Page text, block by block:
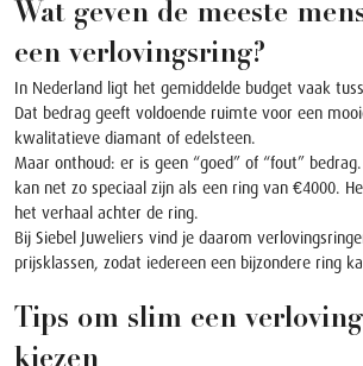
Wat geven de meeste
een verlovingsring?
In Nederland ligt het gemiddelde budget vaak
Dat bedrag geeft voldoende ruimte voor een
kwalitatieve diamant of edelsteen.
Maar onthoud: er is geen “goed” of “fout”
kan net zo speciaal zijn als een ring van €4000.
het verhaal achter de ring.
Bij Siebel Juweliers vind je daarom
prijsklassen, zodat iedereen een bijzondere ring
Tips om slim een